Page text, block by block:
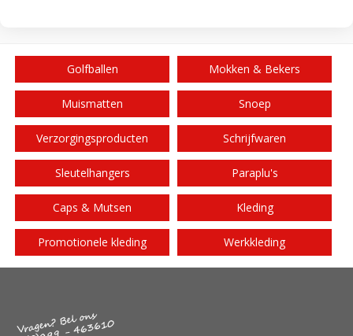
Golfballen Mokken & Bekers
Muismatten Snoep
Verzorgingsproducten Schrijfwaren
Sleutelhangers Paraplu's
Caps & Mutsen Kleding
Promotionele kleding Werkkleding